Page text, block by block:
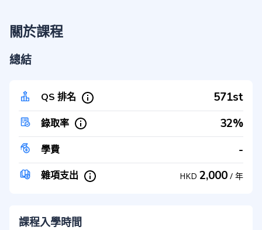
關於課程
總結
QS 排名 571st
錄取率 32%
學費 -
雜項支出 HKD 2,000 / 年
課程入學時間